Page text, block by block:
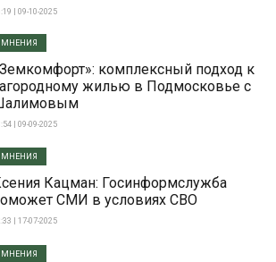
| 09-10-2025
МНЕНИЯ
комплексный подход к
жилью в Подмосковье с
| 09-09-2025
МНЕНИЯ
Кацман: Госинформслужба
СМИ в условиях СВО
| 17-07-2025
МНЕНИЯ